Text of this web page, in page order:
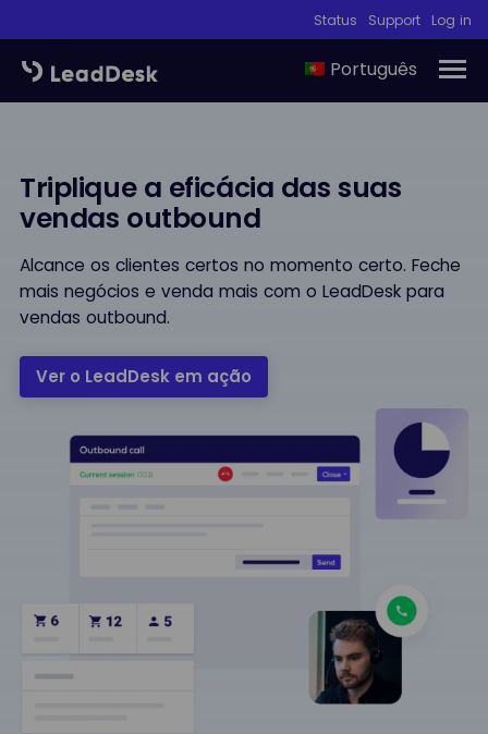
Status Support Log in
Português
Triplique a eficácia das suas
vendas outbound
Alcance os clientes certos no momento certo. Feche
mais negócios e venda mais com o LeadDesk para
vendas outbound.
Ver o LeadDesk em ação